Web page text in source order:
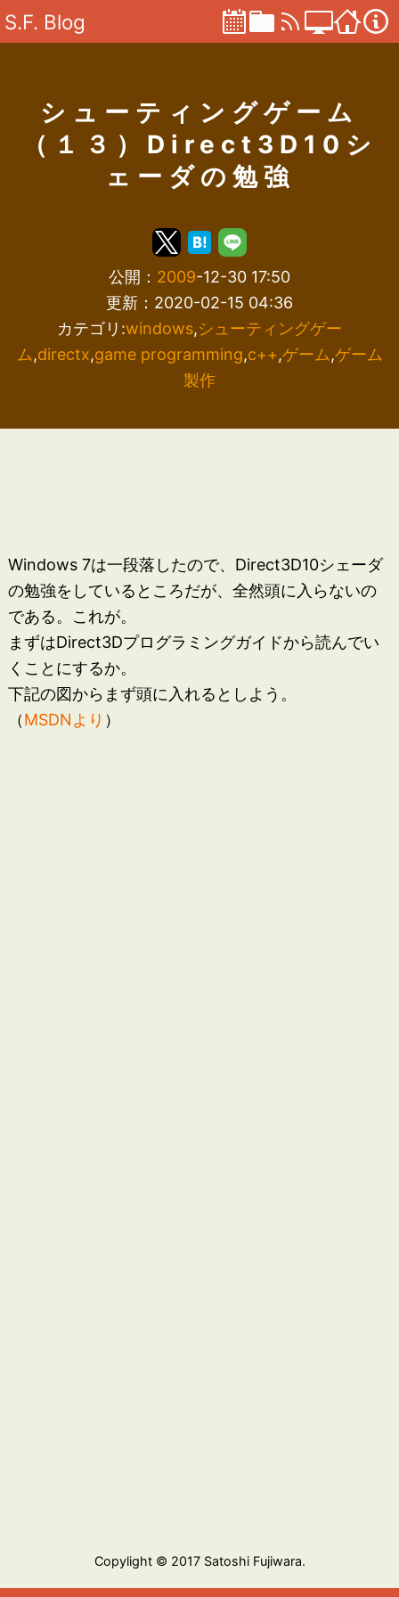
S.F. Blog
シューティングゲーム
（１３）Direct3D10シ
ェーダの勉強
公開： 2009-12-30 17:50
更新：2020-02-15 04:36
カテゴリ:windows,シューティングゲー
ム,directx,game programming,c++,ゲーム,ゲーム
製作
Windows 7は一段落したので、Direct3D10シェーダ
の勉強をしているところだが、全然頭に入らないの
である。これが。
まずはDirect3Dプログラミングガイドから読んでい
くことにするか。
下記の図からまず頭に入れるとしよう。
（MSDNより ）
Copylight © 2017 Satoshi Fujiwara.